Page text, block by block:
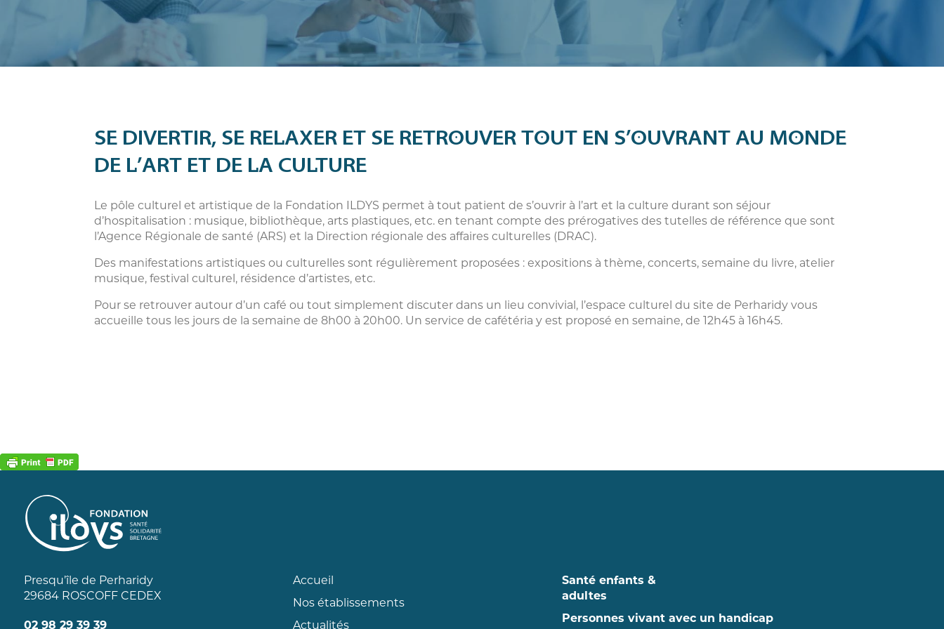
SE DIVERTIR, SE RELAXER ET SE RETROUVER TOUT EN S’OUVRANT AU MONDE
DE L’ART ET DE LA CULTURE
Le pôle culturel et artistique de la Fondation ILDYS permet à tout patient de s’ouvrir à l’art et la culture durant son séjour
d’hospitalisation : musique, bibliothèque, arts plastiques, etc. en tenant compte des prérogatives des tutelles de référence que sont
l’Agence Régionale de santé (ARS) et la Direction régionale des affaires culturelles (DRAC).
Des manifestations artistiques ou culturelles sont régulièrement proposées : expositions à thème, concerts, semaine du livre, atelier
musique, festival culturel, résidence d’artistes, etc.
Pour se retrouver autour d’un café ou tout simplement discuter dans un lieu convivial, l’espace culturel du site de Perharidy vous
accueille tous les jours de la semaine de 8h00 à 20h00. Un service de cafétéria y est proposé en semaine, de 12h45 à 16h45.
Presqu’île de Perharidy
29684 ROSCOFF CEDEX
02 98 29 39 39
Accueil
Nos établissements
Actualités
Santé enfants &
adultes
Personnes vivant avec un handicap